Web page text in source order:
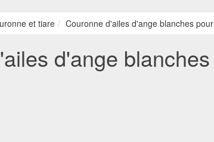
et tiare Couronne d'ailes d'ange blanches
d'ange